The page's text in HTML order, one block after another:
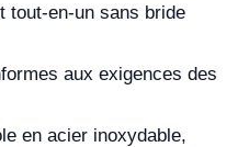
tout-en-un sans bride
aux exigences des
en acier inoxydable,